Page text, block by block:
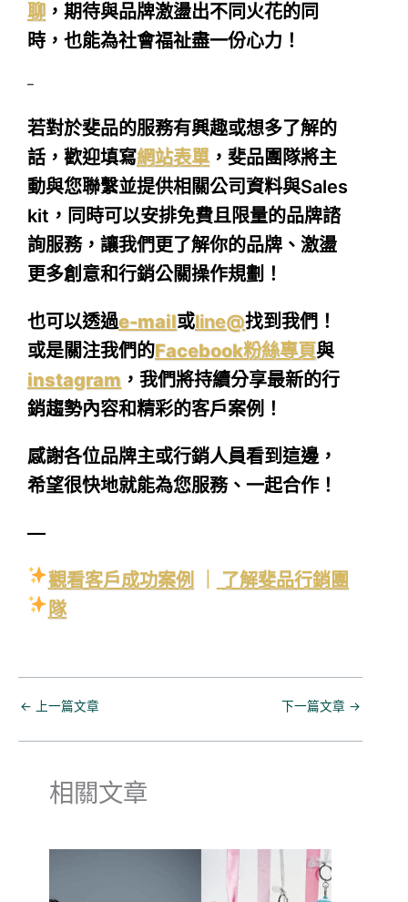
聊 ，期待與品牌激盪出不同火花的同
時，也能為社會福祉盡一份心力！
–
若對於斐品的服務有興趣或想多了解的
話，歡迎填寫網站表單 ，斐品團隊將主
動與您聯繫並提供相關公司資料與Sales
kit，同時可以安排免費且限量的品牌諮
詢服務，讓我們更了解你的品牌、激盪
更多創意和行銷公關操作規劃！
也可以透過e-mail或line@找到我們！
或是關注我們的Facebook粉絲專頁與
instagram ，我們將持續分享最新的行
銷趨勢內容和精彩的客戶案例！
感謝各位品牌主或行銷人員看到這邊，
希望很快地就能為您服務、一起合作！
—
觀看客戶成功案例
了解斐品行銷團
隊
← 上一篇文章 下一篇文章 →
相關文章